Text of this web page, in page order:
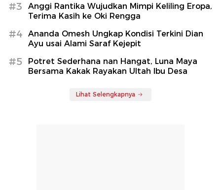
#3
Anggi Rantika Wujudkan Mimpi Keliling Eropa,
Terima Kasih ke Oki Rengga
#4
Ananda Omesh Ungkap Kondisi Terkini Dian
Ayu usai Alami Saraf Kejepit
#5
Potret Sederhana nan Hangat, Luna Maya
Bersama Kakak Rayakan Ultah Ibu Desa
Lihat Selengkapnya